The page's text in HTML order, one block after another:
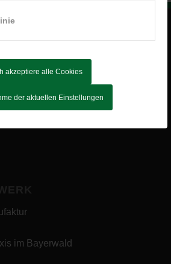
akzeptiere alle Cookies
der aktuellen Einstellungen
3
Wald
im Bayerwald